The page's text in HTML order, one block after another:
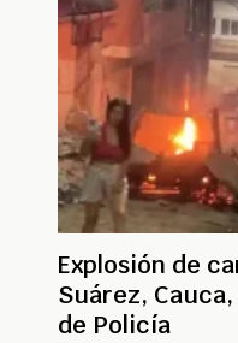
Explosión de
Suárez,
de Policía